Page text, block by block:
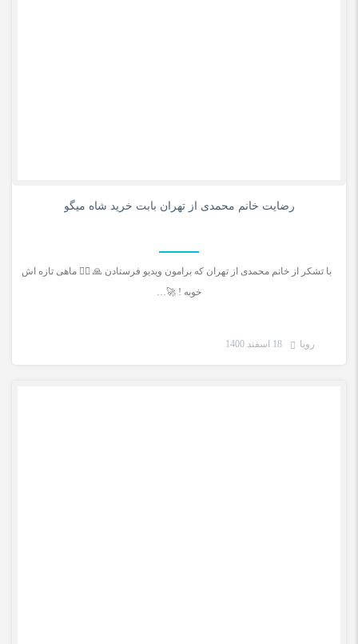
رضایت خانم محمدی از تهران بابت خرید شاه میگو
با تشکر از خانم محمدی از تهران که برامون ویدیو فرستادن 🙏 🚣‍♂️ ماهی تازه اش
خوبه ! 🚀…
رویا 18 اسفند 1400